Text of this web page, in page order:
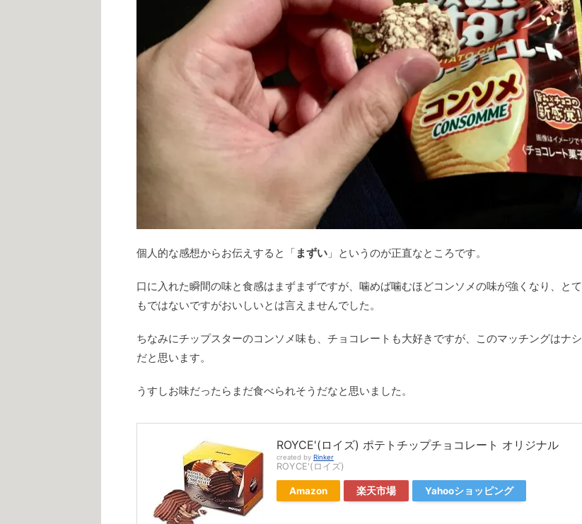
個人的な感想からお伝えすると「 まずい 」というのが正直なところです。
口に入れた瞬間の味と食感はまずまずですが、噛めば噛むほどコンソメの味が強くなり、とて
もではないですがおいしいとは言えませんでした。
ちなみにチップスターのコンソメ味も、チョコレートも大好きですが、このマッチングはナシ
だと思います。
うすしお味だったらまだ食べられそうだなと思いました。
ROYCE'(ロイズ) ポテトチップチョコレート オリジナル
created by Rinker
ROYCE'(ロイズ)
Amazon 楽天市場 Yahooショッピング